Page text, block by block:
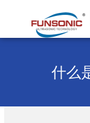
什么